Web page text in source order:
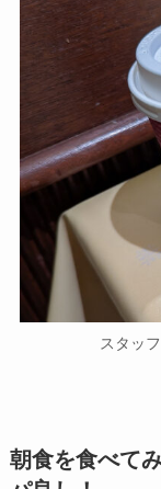
スタッ
朝食を食べて